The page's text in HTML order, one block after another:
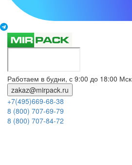
Работаем в будни, с 9:00 до 18:00 Мск
zakaz@mirpack.ru
+7(495)669-68-38
8 (800) 707-69-79
8 (800) 707-84-72